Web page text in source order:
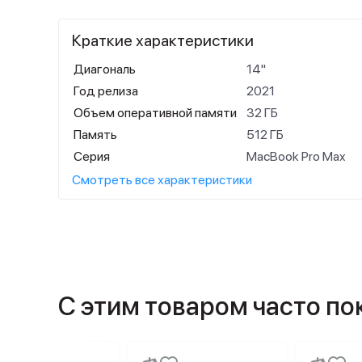
Краткие характеристики
Диагональ
14"
Год релиза
2021
Объем оперативной памяти
32 ГБ
Память
512 ГБ
Серия
MacBook Pro Max
Смотреть все характеристики
С этим товаром часто